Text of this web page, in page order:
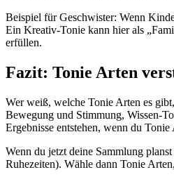
Beispiel für Geschwister: Wenn
Ein Kreativ-Tonie kann hier als
erfüllen.
Fazit: Tonie Arten
Wer weiß, welche Tonie Arten es
Bewegung und Stimmung, Wissen-
Ergebnisse entstehen, wenn du
Wenn du jetzt deine Sammlung
Ruhezeiten). Wähle dann Tonie